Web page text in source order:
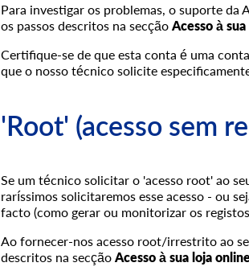
Para investigar os problemas, o suporte da
os passos descritos na secção Acesso à
Certifique-se de que esta conta é uma
que o nosso técnico solicite
'Root' (acesso sem
Se um técnico solicitar o 'acesso root' ao
raríssimos solicitaremos esse acesso - ou
facto (como gerar ou monitorizar os
Ao fornecer-nos acesso root/irrestrito ao
descritos na secção Acesso à sua loja